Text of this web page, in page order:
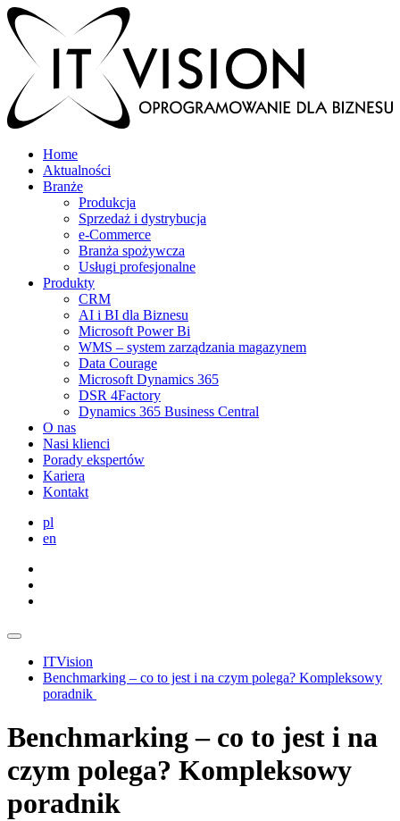
Home
Aktualności
Branże
Produkcja
Sprzedaż i dystrybucja
e-Commerce
Branża spożywcza
Usługi profesjonalne
Produkty
CRM
AI i BI dla Biznesu
Microsoft Power Bi
WMS – system zarządzania magazynem
Data Courage
Microsoft Dynamics 365
DSR 4Factory
Dynamics 365 Business Central
O nas
Nasi klienci
Porady ekspertów
Kariera
Kontakt
pl
en
ITVision
Benchmarking – co to jest i na czym polega? Kompleksowy
poradnik
Benchmarking – co to jest i na
czym polega? Kompleksowy
poradnik